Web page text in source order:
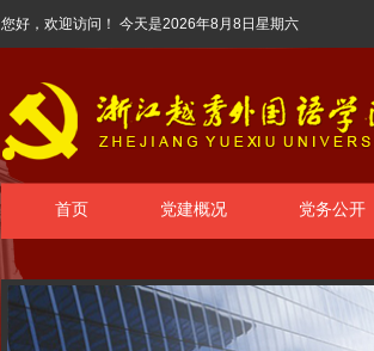
您好，欢迎访问！ 今天是2026年8月8日星期六
首页 党建概况 党务公开